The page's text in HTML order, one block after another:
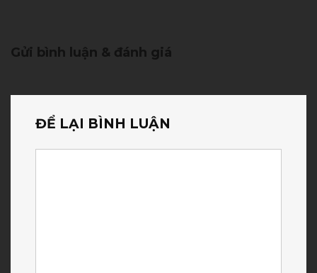
Gửi bình luận & đánh giá
ĐỂ LẠI BÌNH LUẬN